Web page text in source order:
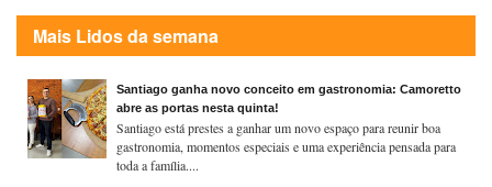
Mais Lidos da semana
Santiago ganha novo conceito em gastronomia: Camoretto
abre as portas nesta quinta!
Santiago está prestes a ganhar um novo espaço para reunir boa
gastronomia, momentos especiais e uma experiência pensada para
toda a família....